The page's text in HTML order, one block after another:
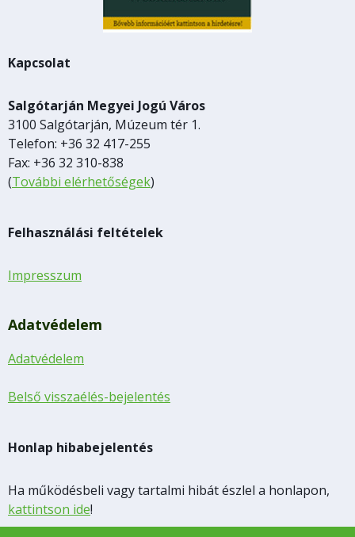
Kapcsolat
Salgótarján Megyei Jogú Város
3100 Salgótarján, Múzeum tér 1.
Telefon: +36 32 417-255
Fax: +36 32 310-838
(További elérhetőségek)
Felhasználási feltételek
Impresszum
Adatvédelem
Adatvédelem
Belső visszaélés-bejelentés
Honlap hibabejelentés
Ha működésbeli vagy tartalmi hibát észlel a honlapon,
kattintson ide!